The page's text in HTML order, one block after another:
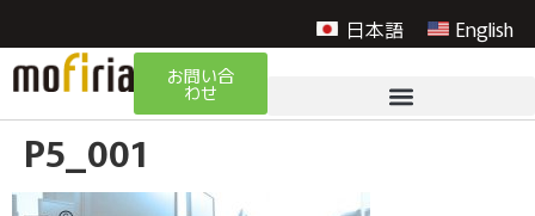
日本語 English
お問い合
わせ
P5_001